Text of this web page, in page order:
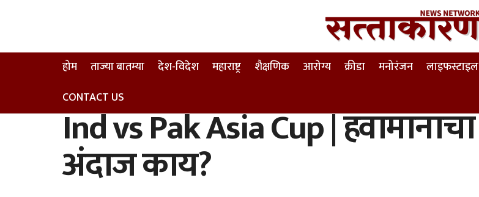
होम ताज्या बातम्या देश-विदेश महाराष्ट्र शैक्षणिक आरोग्य क्रीडा मनोरंजन लाइफस्टाइल
CONTACT US
Ind vs Pak Asia Cup | हवामानाचा
अंदाज काय?